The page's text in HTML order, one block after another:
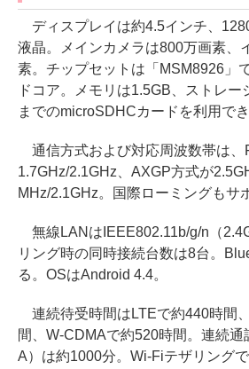
ディスプレイは約4.5インチ、
液晶。メインカメラは800万画素、
素。チップセットは「MSM8926」
ドコア。メモリは1.5GB、ストレー
までのmicroSDHCカードを利用でき
通信方式および対応周波数帯は、
1.7GHz/2.1GHz、AXGP方式が
MHz/2.1GHz。国際ローミングもサ
無線LANはIEEE802.11b/g/n（
リング時の同時接続台数は8台。
る。OSはAndroid 4.4。
連続待受時間はLTEで約440時間
間、W-CDMAで約520時間。連続通
A）は約1000分。Wi-Fiテザリング